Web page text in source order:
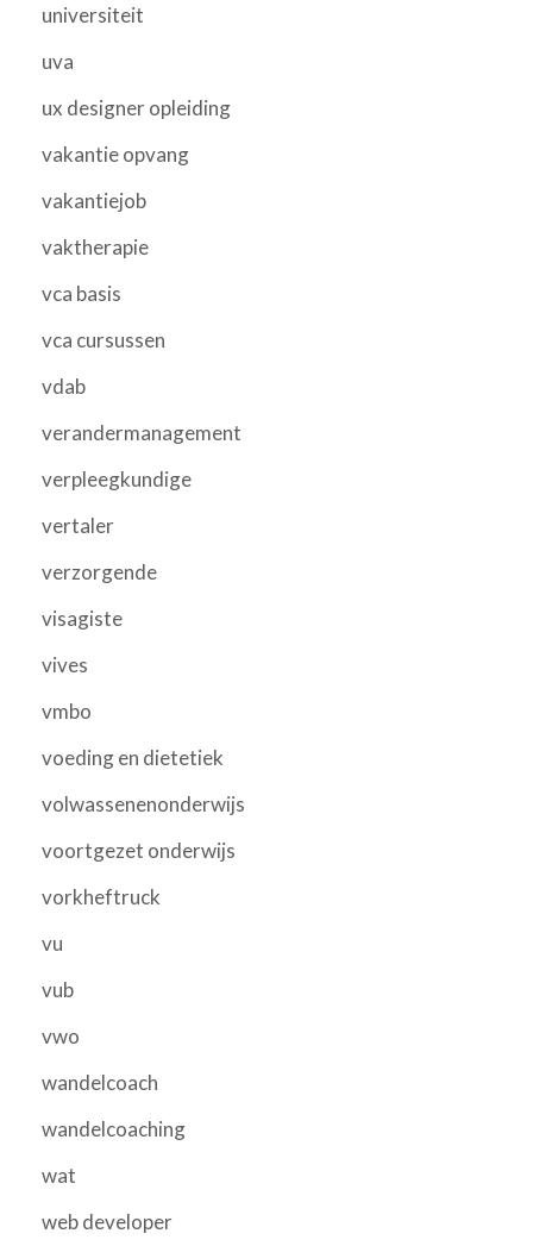
universiteit
uva
ux designer opleiding
vakantie opvang
vakantiejob
vaktherapie
vca basis
vca cursussen
vdab
verandermanagement
verpleegkundige
vertaler
verzorgende
visagiste
vives
vmbo
voeding en dietetiek
volwassenenonderwijs
voortgezet onderwijs
vorkheftruck
vu
vub
vwo
wandelcoach
wandelcoaching
wat
web developer